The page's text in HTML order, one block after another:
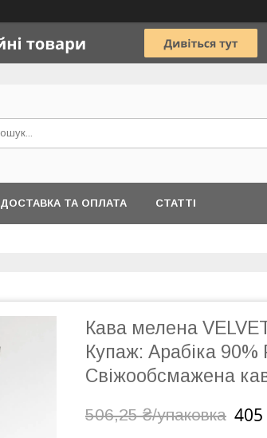
ДОСТАВКА ТА ОПЛАТА СТАТТІ
Кава мелена
Купаж: Арабіка 90%
Свіжообсмажена
506,25 ₴/упаковка